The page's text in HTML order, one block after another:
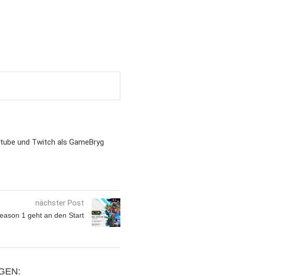
und Twitch als GameBryg
nächster Post
1 geht an den Start